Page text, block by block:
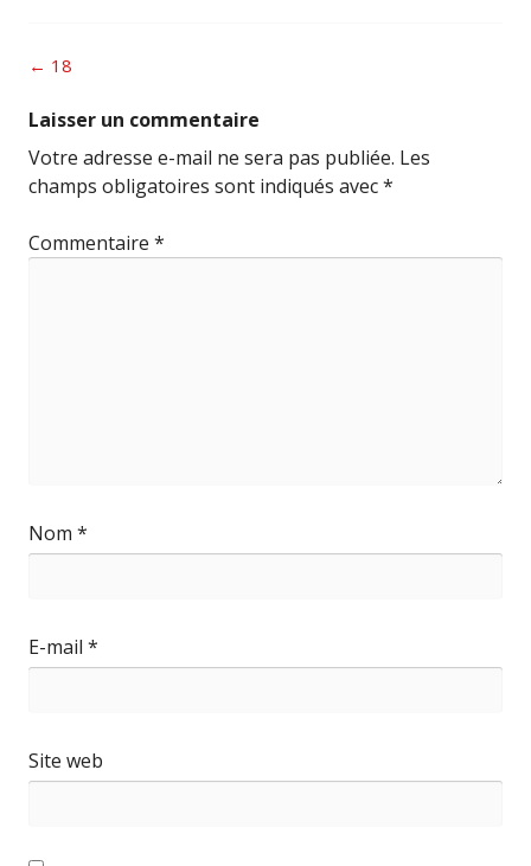
Post
← 18
Laisser un commentaire
Votre adresse e-mail ne sera pas publiée. Les
champs obligatoires sont indiqués avec*
Commentaire *
Nom *
E-mail *
Site web